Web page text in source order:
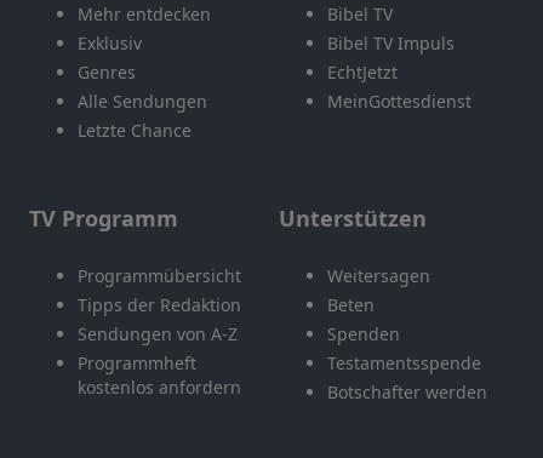
Mehr entdecken
Exklusiv
Genres
Alle Sendungen
Letzte Chance
Bibel TV
Bibel TV Impuls
EchtJetzt
MeinGottesdienst
TV Programm
Programmübersicht
Tipps der Redaktion
Sendungen von A-Z
Programmheft
kostenlos anfordern
Unterstützen
Weitersagen
Beten
Spenden
Testamentsspende
Botschafter werden